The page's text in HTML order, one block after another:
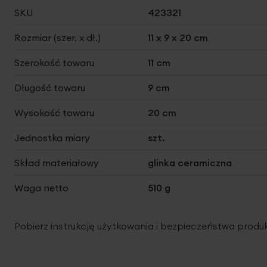
Więcej
SKU 423321
Rozmiar (szer. x dł.) 11 x 9 x 20 cm
Szerokość towaru 11 cm
Długość towaru 9 cm
Wysokość towaru 20 cm
Jednostka miary szt.
Skład materiałowy glinka ceramiczna
Waga netto 510 g
Pobierz instrukcję użytkowania i bezpieczeństwa